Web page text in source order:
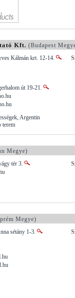
Kft. (Budapest
Kálmán krt. 12-14.
út 19-21.
Argentin
terem
Megye)
tér 3.
Megye)
sétány 1-3.